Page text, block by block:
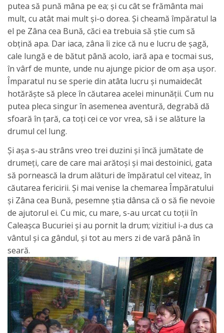
putea să pună mâna pe ea; şi cu cât se frământa mai
mult, cu atât mai mult şi-o dorea. Şi cheamă împăratul la
el pe Zâna cea Bună, căci ea trebuia să ştie cum să
obţină apa. Dar iaca, zâna îi zice că nu e lucru de şagă,
cale lungă e de bătut până acolo, iară apa e tocmai sus,
în vârf de munte, unde nu ajunge picior de om aşa uşor.
Împaratul nu se sperie din atâta lucru şi numaidecât
hotărăşte să plece în căutarea acelei minunăţii. Cum nu
putea pleca singur în asemenea aventură, degrabă dă
sfoară în ţară, ca toţi cei ce vor vrea, să i se alăture la
drumul cel lung.
Şi aşa s-au strâns vreo trei duzini şi încă jumătate de
drumeţi, care de care mai arătoşi şi mai destoinici, gata
să pornească la drum alături de împăratul cel viteaz, în
căutarea fericirii. Şi mai venise la chemarea Împăratului
şi Zâna cea Bună, pesemne ştia dânsa că o să fie nevoie
de ajutorul ei. Cu mic, cu mare, s-au urcat cu toţii în
Caleaşca Bucuriei şi au pornit la drum; vizitiul i-a dus ca
vântul şi ca gândul, şi tot au mers zi de vară până în
seară.